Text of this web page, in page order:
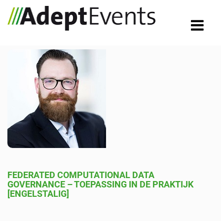
FEDERATED COMPUTATIONAL DATA
GOVERNANCE – TOEPASSING IN DE PRAKTIJK
[ENGELSTALIG]